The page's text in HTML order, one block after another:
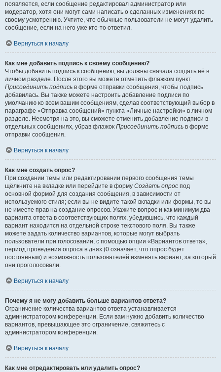
появляется, если сообщение редактировал администратор или
модератор, хотя они могут сами написать о сделанных изменениях по
своему усмотрению. Учтите, что обычные пользователи не могут удалить
сообщение, если на него уже кто-то ответил.
Вернуться к началу
Как мне добавить подпись к своему сообщению?
Чтобы добавить подпись к сообщению, вы должны сначала создать её в
личном разделе. После этого вы можете отметить флажком пункт
Присоединить подпись в форме отправки сообщения, чтобы подпись
добавилась. Вы также можете настроить добавление подписи по
умолчанию ко всем вашим сообщениям, сделав соответствующий выбор в
параграфе «Отправка сообщений» пункта «Личные настройки» в личном
разделе. Несмотря на это, вы сможете отменить добавление подписи в
отдельных сообщениях, убрав флажок Присоединить подпись в форме
отправки сообщения.
Вернуться к началу
Как мне создать опрос?
При создании темы или редактировании первого сообщения темы
щёлкните на вкладке или перейдите в форму Создать опрос под
основной формой для создания сообщения, в зависимости от
используемого стиля; если вы не видите такой вкладки или формы, то вы
не имеете прав на создание опросов. Укажите вопрос и как минимум два
варианта ответа в соответствующих полях, убедившись, что каждый
вариант находится на отдельной строке текстового поля. Вы также
можете задать количество вариантов, которые могут выбрать
пользователи при голосовании, с помощью опции «Вариантов ответа»,
период проведения опроса в днях (0 означает, что опрос будет
постоянным) и возможность пользователей изменять вариант, за который
они проголосовали.
Вернуться к началу
Почему я не могу добавить больше вариантов ответа?
Ограничение количества вариантов ответа устанавливается
администратором конференции. Если вам нужно добавить количество
вариантов, превышающее это ограничение, свяжитесь с
администратором конференции.
Вернуться к началу
Как мне отредактировать или удалить опрос?